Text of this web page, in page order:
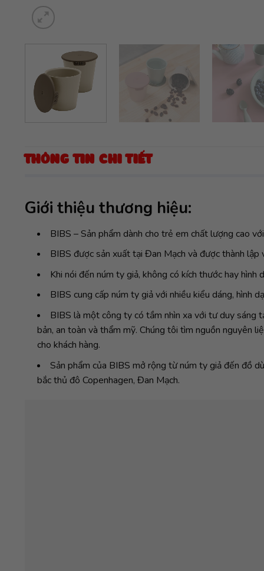
THÔNG TIN CHI TIẾT
Giới thiệu thương hiệu:
BIBS – Sản phẩm dành cho trẻ em chất lượng cao
BIBS được sản xuất tại Đan Mạch và được thành
Khi nói đến núm ty giả, không có kích thước hay
BIBS cung cấp núm ty giả với nhiều kiểu dáng, hình
BIBS là một công ty có tầm nhìn xa với tư duy sáng
bản, an toàn và thẩm mỹ. Chúng tôi tìm nguồn nguyên
cho khách hàng.
Sản phẩm của BIBS mở rộng từ núm ty giả đến đồ
bắc thủ đô Copenhagen, Đan Mạch.